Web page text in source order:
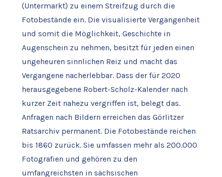
(Untermarkt) zu einem Streifzug durch die
Fotobestände ein. Die visualisierte Vergangenheit
und somit die Möglichkeit, Geschichte in
Augenschein zu nehmen, besitzt für jeden einen
ungeheuren sinnlichen Reiz und macht das
Vergangene nacherlebbar. Dass der für 2020
herausgegebene Robert-Scholz-Kalender nach
kurzer Zeit nahezu vergriffen ist, belegt das.
Anfragen nach Bildern erreichen das Görlitzer
Ratsarchiv permanent. Die Fotobestände reichen
bis 1860 zurück. Sie umfassen mehr als 200.000
Fotografien und gehören zu den
umfangreichsten in sächsischen